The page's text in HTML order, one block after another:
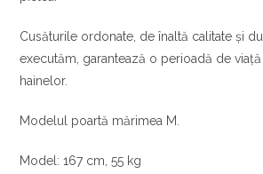
Cusăturile ordonate, de înaltă calitate și
executăm, garantează o perioadă de
hainelor.
Modelul poartă mărimea M.
Model: 167 cm, 55 kg